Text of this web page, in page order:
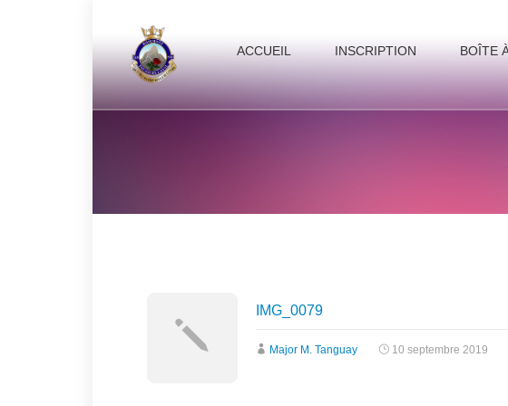
ACCUEIL INSCRIPTION BOÎTE
IMG_0079
Major M. Tanguay 10 septembre 2019